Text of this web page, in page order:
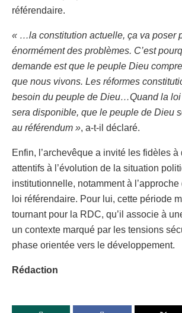
référendaire.
« …la constitution actuelle, ça va poser
énormément des problèmes. C’est
demande est que le peuple Dieu
que nous vivons. Les réformes
besoin du peuple de Dieu…Quand la loi
sera disponible, que le peuple de Dieu
au référendum », a-t-il déclaré.
Enfin, l’archevêque a invité les fidèles à
attentifs à l’évolution de la situation
institutionnelle, notamment à l’approche
loi référendaire. Pour lui, cette période
tournant pour la RDC, qu’il associe à
un contexte marqué par les tensions
phase orientée vers le développement.
Rédaction